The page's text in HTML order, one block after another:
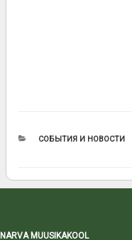
РУБРИКИ
СОБЫТИЯ И НОВОСТИ
NARVA MUUSIKAKOOL